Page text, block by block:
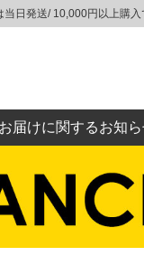
当日発送/ 10,000円以上購
届けに関するお知